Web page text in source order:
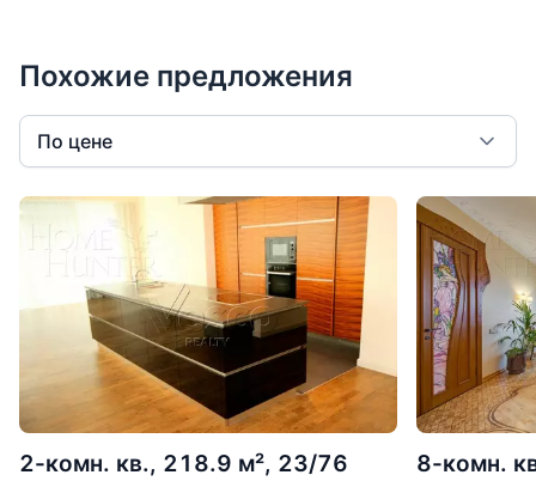
Похожие предложения
По цене
2-комн. кв., 218.9 м², 23/76
8-комн.